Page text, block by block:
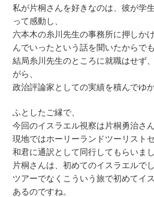
私が片桐さんを好きなのは、彼が学
って感動し、
六本木の糸川先生の事務所に押しか
んでいったという話を聞いたからで
結局糸川先生のところに就職はせず
がら、
政治評論家としての実績を積んでゆか
ふとしたご縁で、
今回のイスラエル視察は片桐勇治さ
現地ではホーリーランドツーリスト
和君に通訳として同行してもらいまし
片桐さんは、初めてのイスラエルでし
ツアーでなくこういう旅で初めてイ
あるのですね。